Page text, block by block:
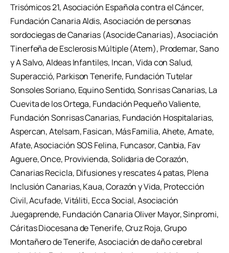
Trisómicos 21, Asociación Española contra el Cáncer,
Fundación Canaria Aldis, Asociación de personas
sordociegas de Canarias (Asocide Canarias), Asociación
Tinerfeña de Esclerosis Múltiple (Atem), Prodemar, Sano
y A Salvo, Aldeas Infantiles, Incan, Vida con Salud,
Superacció, Parkison Tenerife, Fundación Tutelar
Sonsoles Soriano, Equino Sentido, Sonrisas Canarias, La
Cuevita de los Ortega, Fundación Pequeño Valiente,
Fundación Sonrisas Canarias, Fundación Hospitalarias,
Aspercan, Atelsam, Fasican, Más Familia, Ahete, Amate,
Afate, Asociación SOS Felina, Funcasor, Canbia, Fav
Aguere, Once, Provivienda, Solidaria de Corazón,
Canarias Recicla, Difusiones y rescates 4 patas, Plena
Inclusión Canarias, Kaua, Corazón y Vida, Protección
Civil, Acufade, Vitáliti, Ecca Social, Asociación
Juegaprende, Fundación Canaria Oliver Mayor, Sinpromi,
Cáritas Diocesana de Tenerife, Cruz Roja, Grupo
Montañero de Tenerife, Asociación de daño cerebral